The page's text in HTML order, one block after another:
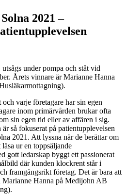
2021 –
under pompa och ståt vid
Årets vinnare är Marianne Hanna
varje företagare har sin egen
inom primärvården brukar ofta
sin egen tid eller av affären i sig.
så fokuserat på patientupplevelsen
2021. Att lyssna när de berättar om
ur en toppsäljande
gott ledarskap byggt ett passionerat
där kunden klockrent står i
framgångsrikt företag. Det är bara att
Marianne Hanna på Medijohn AB